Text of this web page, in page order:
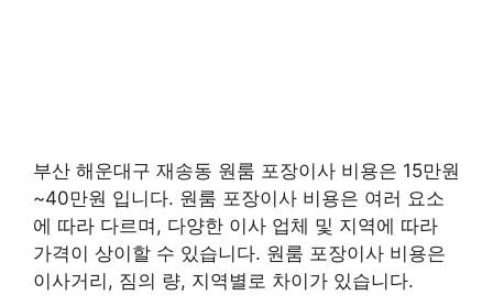
부산 해운대구 재송동 원룸 포장이사 비용은 15만원
~40만원 입니다. 원룸 포장이사 비용은 여러 요소
에 따라 다르며, 다양한 이사 업체 및 지역에 따라
가격이 상이할 수 있습니다. 원룸 포장이사 비용은
이사거리, 짐의 량, 지역별로 차이가 있습니다.